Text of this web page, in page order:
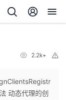
2.2k+
动态代理的创